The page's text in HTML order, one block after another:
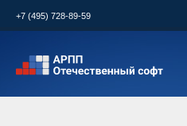
+7 (495) 728-89-59